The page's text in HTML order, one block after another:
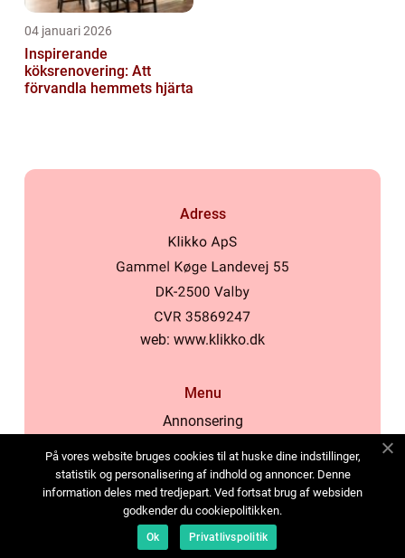
04 januari 2026
Inspirerande
köksrenovering: Att
förvandla hemmets hjärta
Adress
web: www.klikko.dk
Menu
Annonsering
Cookies
Kontakta oss
Sitemap
På vores website bruges cookies til at huske dine indstillinger,
statistik og personalisering af indhold og annoncer. Denne
information deles med tredjepart. Ved fortsat brug af websiden
godkender du cookiepolitikken.
Ok Privatlivspolitik